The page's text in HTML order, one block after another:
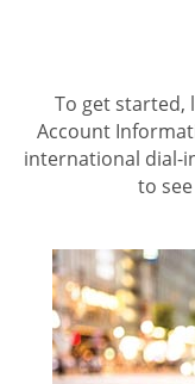
To get started,
Account
international dial-
to